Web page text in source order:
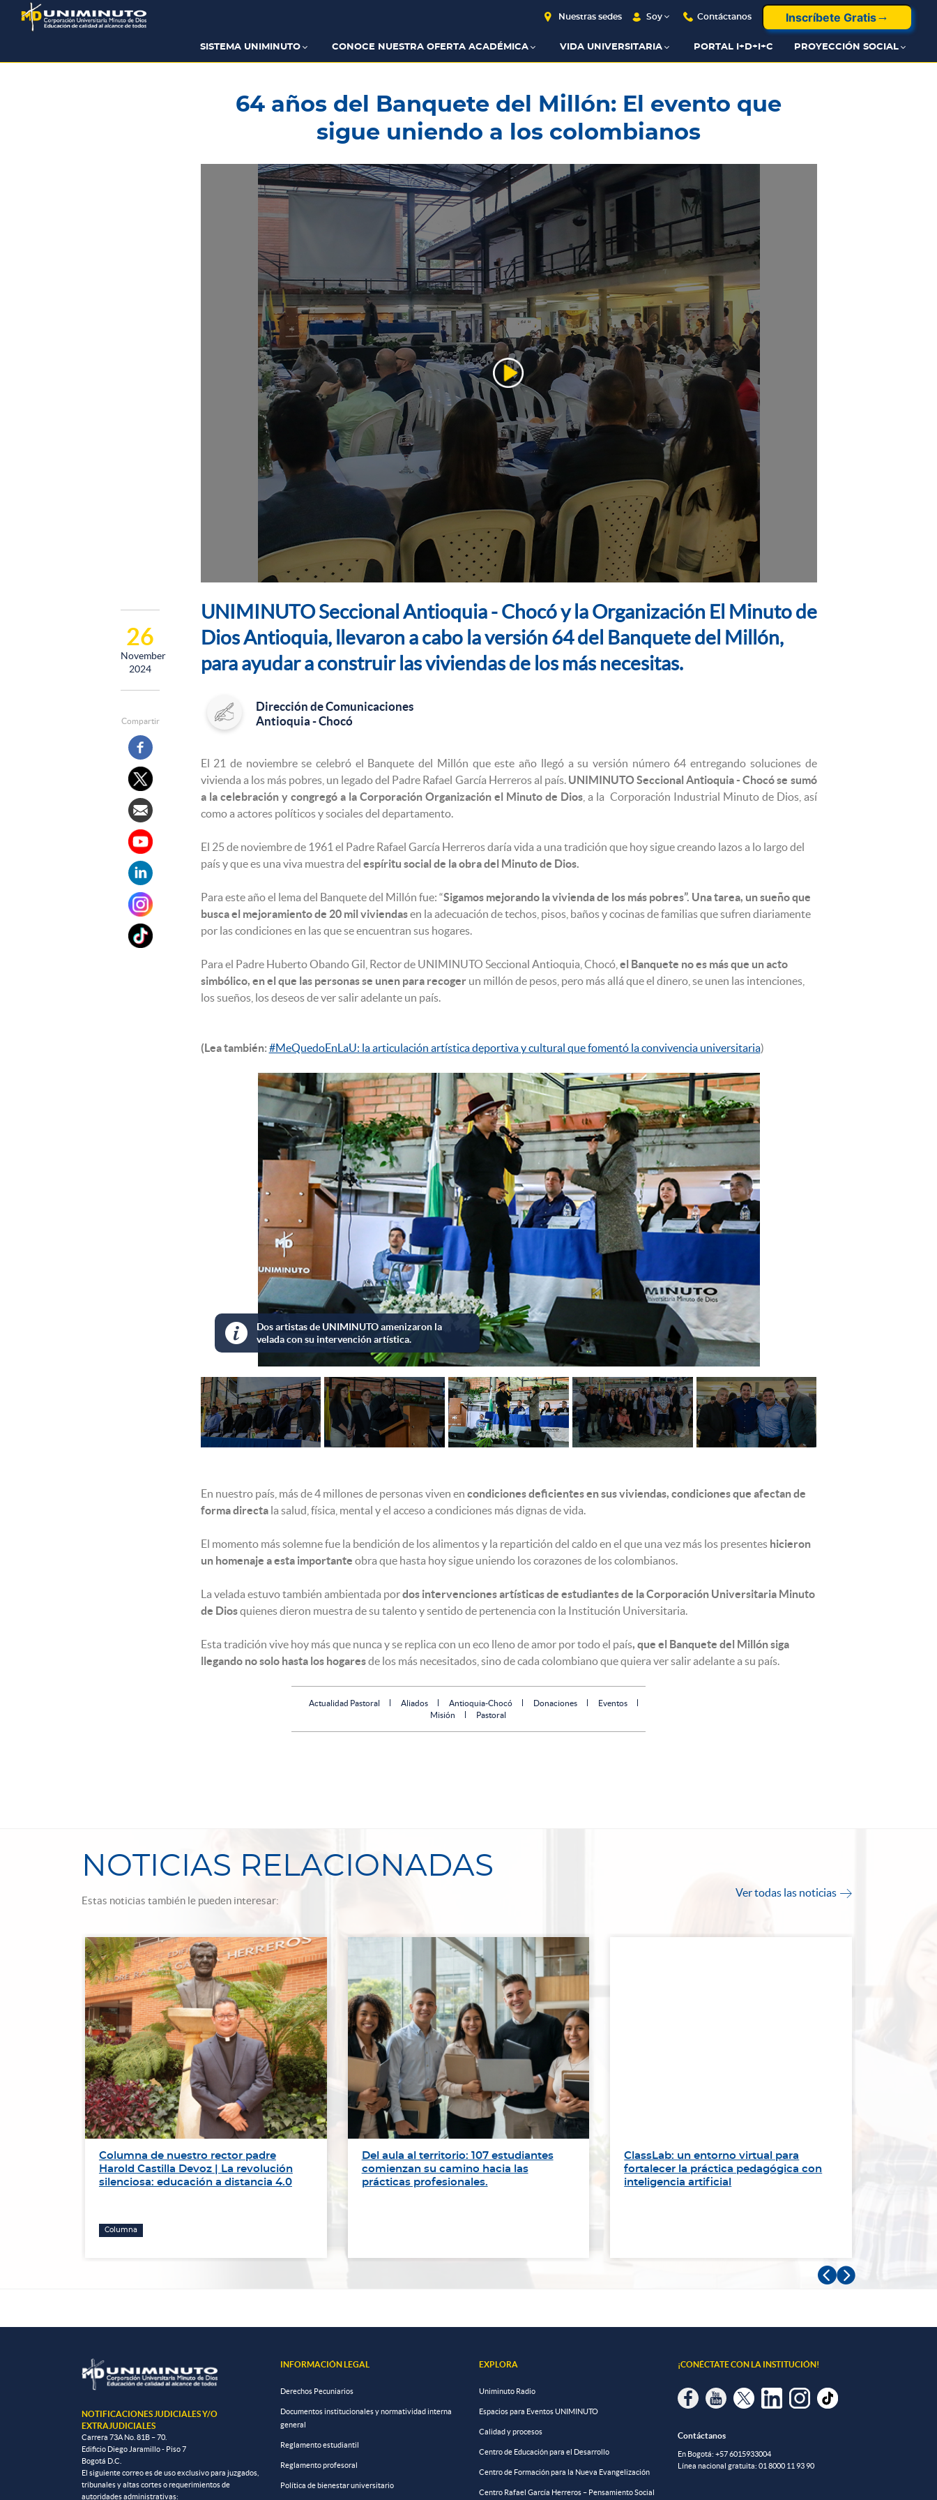
contenido
Nuestras sedes Soy Contáctanos Inscríbete Gratis
SISTEMA UNIMINUTO CONOCE NUESTRA OFERTA ACADÉMICA VIDA UNIVERSITARIA PORTAL I+D+I+C PROYECCIÓN SOCIAL
64 años del Banquete del Millón: El evento que
sigue uniendo a los colombianos
UNIMINUTO Seccional Antioquia - Chocó y la Organización El Minuto de
Dios Antioquia, llevaron a cabo la versión 64 del Banquete del Millón,
para ayudar a construir las viviendas de los más necesitas.
Dirección de Comunicaciones
Antioquia - Chocó
El 21 de noviembre se celebró el Banquete del Millón que este año llegó a su versión número 64 entregando soluciones de
vivienda a los más pobres, un legado del Padre Rafael García Herreros al país. UNIMINUTO Seccional Antioquia - Chocó se sumó
a la celebración y congregó a la Corporación Organización el Minuto de Dios, a la Corporación Industrial Minuto de Dios, así
como a actores políticos y sociales del departamento.
El 25 de noviembre de 1961 el Padre Rafael García Herreros daría vida a una tradición que hoy sigue creando lazos a lo largo del
país y que es una viva muestra del espíritu social de la obra del Minuto de Dios.
Para este año el lema del Banquete del Millón fue: “Sigamos mejorando la vivienda de los más pobres”. Una tarea, un sueño que
busca el mejoramiento de 20 mil viviendasen la adecuación de techos, pisos, baños y cocinas de familias que sufren diariamente
por las condiciones en las que se encuentran sus hogares.
Para el Padre Huberto Obando Gil, Rector de UNIMINUTO Seccional Antioquia, Chocó, el Banquete no es más que un acto
simbólico, en el que las personas se unen para recoger un millón de pesos, pero más allá que el dinero, se unen las intenciones,
los sueños, los deseos de ver salir adelante un país.
(Lea también: #MeQuedoEnLaU: la articulación artística deportiva y cultural que fomentó la convivencia universitaria)
En nuestro país, más de 4 millones de personas viven en condiciones deficientes en sus viviendas, condiciones que afectan de
forma directa la salud, física, mental y el acceso a condiciones más dignas de vida.
El momento más solemne fue la bendición de los alimentos y la repartición del caldo en el que una vez más los presentes hicieron
un homenaje a esta importante obra que hasta hoy sigue uniendo los corazones de los colombianos.
La velada estuvo también ambientada pordos intervenciones artísticas de estudiantes de la Corporación Universitaria Minuto
de Diosquienes dieron muestra de su talento y sentido de pertenencia con la Institución Universitaria.
Esta tradición vive hoy más que nunca y se replica con un eco lleno de amor por todo el país, que el Banquete del Millón siga
llegando no solo hasta los hogaresde los más necesitados, sino de cada colombiano que quiera ver salir adelante a su país.
26
November
2024
Compartir
Actualidad Pastoral Aliados Antioquia-Chocó Donaciones
Eventos
Misión
Pastoral
NOTICIAS RELACIONADAS
Estas noticias también le pueden interesar:
Ver todas las noticias 
Columna de nuestro rector padre
Harold Castilla Devoz | La revolución
silenciosa: educación a distancia 4.0
Columna
Del aula al territorio: 107 estudiantes
comienzan su camino hacia las
prácticas profesionales.
ClassLab: un entorno virtual para
fortalecer la práctica pedagógica con
inteligencia artificial

NOTIFICACIONES JUDICIALES Y/O
EXTRAJUDICIALES
Carrera 73A No. 81B – 70.
Edificio Diego Jaramillo - Piso 7
Bogotá D.C.
El siguiente correo es de uso exclusivo para juzgados,
tribunales y altas cortes o requerimientos de
autoridades administrativas:
INFORMACIÓN LEGAL
Derechos Pecuniarios
Documentos institucionales y normatividad interna
general
Reglamento estudiantil
Reglamento profesoral
Política de bienestar universitario
EXPLORA
Uniminuto Radio
Espacios para Eventos UNIMINUTO
Calidad y procesos
Centro de Educación para el Desarrollo
Centro de Formación para la Nueva Evangelización
Centro Rafael García Herreros – Pensamiento Social
¡CONÉCTATE CON LA INSTITUCIÓN!
Contáctanos
En Bogotá: +57 6015933004
Línea nacional gratuita: 01 8000 11 93 90